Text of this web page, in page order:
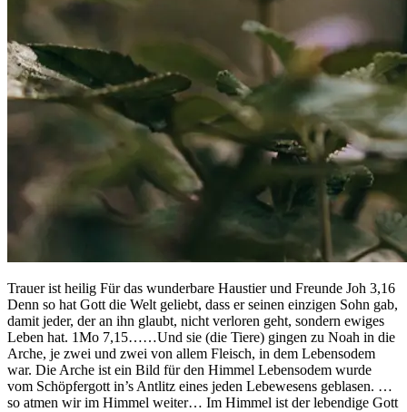
Trauer ist heilig Für das wunderbare Haustier und Freunde Joh 3,16
Denn so hat Gott die Welt geliebt, dass er seinen einzigen Sohn gab,
damit jeder, der an ihn glaubt, nicht verloren geht, sondern ewiges
Leben hat. 1Mo 7,15……Und sie (die Tiere) gingen zu Noah in die
Arche, je zwei und zwei von allem Fleisch, in dem Lebensodem
war. Die Arche ist ein Bild für den Himmel Lebensodem wurde
vom Schöpfergott in’s Antlitz eines jeden Lebewesens geblasen. …
so atmen wir im Himmel weiter… Im Himmel ist der lebendige Gott